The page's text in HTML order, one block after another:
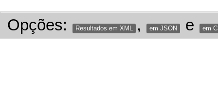
Opções: Resultados em XML , em JSON e em